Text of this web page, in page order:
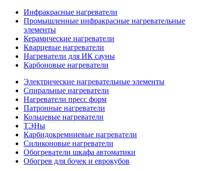
Инфракрасные нагреватели
Промышленные инфракрасные нагревательные
элементы
Керамические нагреватели
Кварцевые нагреватели
Нагреватели для ИК сауны
Карбоновые нагреватели
Электрические нагревательные элементы
Спиральные нагреватели
Нагреватели пресс форм
Патронные нагреватели
Кольцевые нагреватели
ТЭНы
Карбидокремниевые нагреватели
Силиконовые нагреватели
Обогреватели шкафа автоматики
Обогрев для бочек и еврокубов